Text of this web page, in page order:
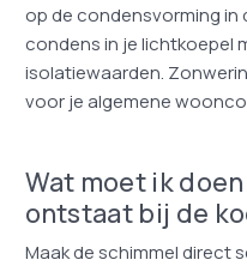
op de condensvorming in
condens in je lichtkoepel
isolatiewaarden.
voor je algemene
Wat moet ik
ontstaat bij de
Maak de schimmel direct